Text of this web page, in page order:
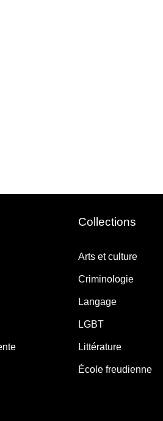
Collections
Arts et culture
Criminologie
Langage
LGBT
Littérature
École freudienne